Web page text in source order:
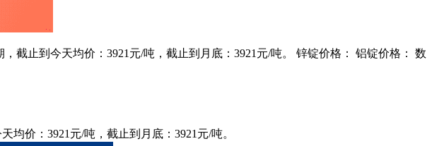
截止到今天均价：3921元/吨，截止到月底：3921元/吨。 锌锭价格： 铝锭价格： 数
均价：3921元/吨，截止到月底：3921元/吨。